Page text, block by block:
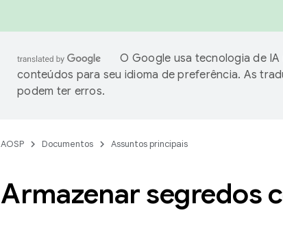
O Google usa tecnologia de
conteúdos para seu idioma de preferência. As
podem ter erros.
AOSP Documentos Assuntos principais
Armazenar segredos